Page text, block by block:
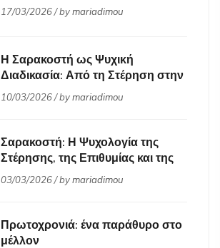
17/03/2026 / bymariadimou
Η Σαρακοστή ως Ψυχική
Διαδικασία: Από τη Στέρηση στην
Εσωτερική Ωρίμανση
10/03/2026 / bymariadimou
Σαρακοστή: Η Ψυχολογία της
Στέρησης, της Επιθυμίας και της
Μεταμόρφωσης
03/03/2026 / bymariadimou
Πρωτοχρονιά: ένα παράθυρο στο
μέλλον